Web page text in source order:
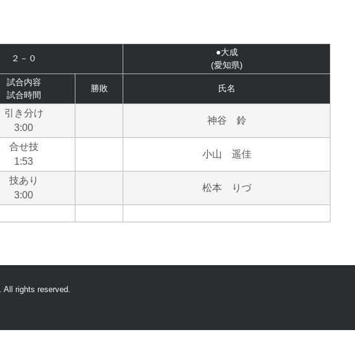
２－０
●大成
(愛知県)
試合内容
試合時間
勝敗 氏名
引き分け
3:00
神谷 鈴
合せ技
1:53
小山 遥佳
技あり
3:00
松本 りづ
All rights reserved.